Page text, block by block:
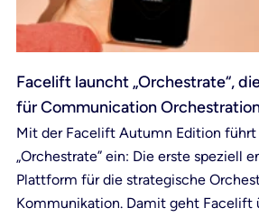
Facelift launcht „Orchestrate“,
für Communication
Mit der Facelift Autumn Edition
„Orchestrate” ein: Die erste speziell
Plattform für die strategische
Kommunikation. Damit geht Facelift